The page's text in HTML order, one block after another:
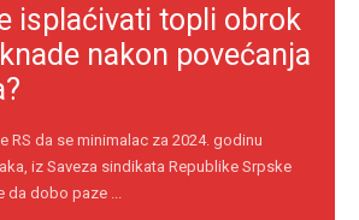
isplaćivati topli obrok
nakon povećanja
RS da se minimalac za 2024. godinu
iz Saveza sindikata Republike Srpske
dobo paze ...